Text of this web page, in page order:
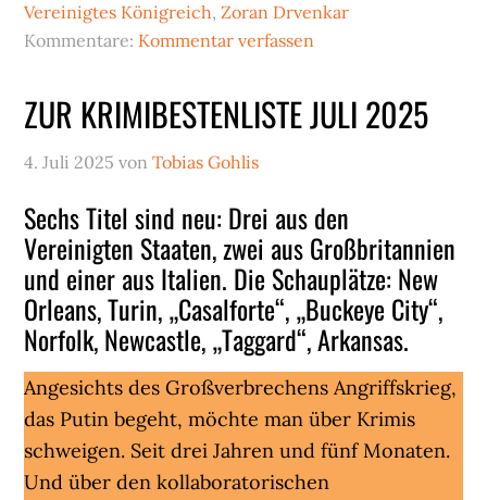
Vereinigtes Königreich,Zoran Drvenkar
Kommentare: Kommentar verfassen
ZUR KRIMIBESTENLISTE JULI 2025
4. Juli 2025 vonTobias Gohlis
Sechs Titel sind neu: Drei aus den
Vereinigten Staaten, zwei aus Großbritannien
und einer aus Italien. Die Schauplätze: New
Orleans, Turin, „Casalforte“, „Buckeye City“,
Norfolk, Newcastle, „Taggard“, Arkansas.
Angesichts des Großverbrechens Angriffskrieg,
das Putin begeht, möchte man über Krimis
schweigen. Seit drei Jahren und fünf Monaten.
Und über den kollaboratorischen